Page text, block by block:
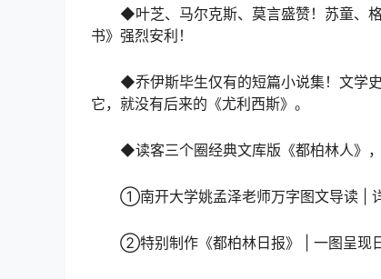
◆叶芝、马尔克斯、莫言盛赞！苏童、
书》强烈安利！
◆乔伊斯毕生仅有的短篇小说集！文学
它，就没有后来的《尤利西斯》。
◆读客三个圈经典文库版《都柏林人》
①南开大学姚孟泽老师万字图文导读 |
②特别制作《都柏林日报》 | 一图呈现